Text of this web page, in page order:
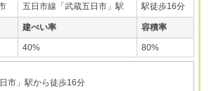
五日市線「武蔵五日市」駅 駅徒歩16分
建ぺい率 容積率
40% 80%
市」駅から徒歩16分